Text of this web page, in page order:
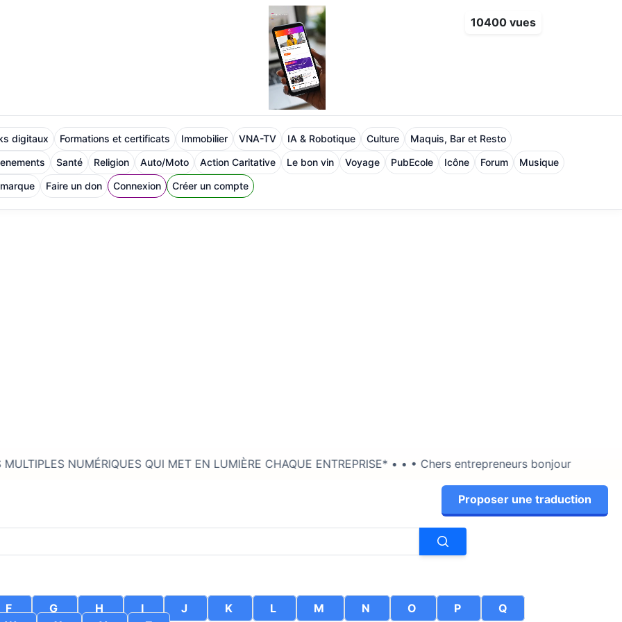
10400 vues
digitaux Formations et certificats Immobilier VNA-TV IA & Robotique Culture
Maquis, Bar et Resto
Santé Religion Auto/Moto Action Caritative Le bon vin Voyage PubEcole Icône Forum
Musique
Faire un don Connexion Créer un compte
MULTIPLES NUMÉRIQUES QUI MET EN LUMIÈRE CHAQUE ENTREPRISE* • • • Chers entrepreneurs
Proposer une traduction
F G H I J K L M N O P
Q